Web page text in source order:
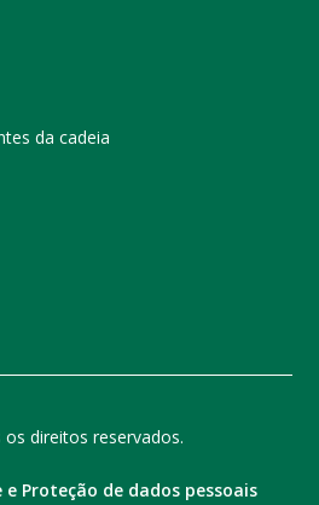
da cadeia
direitos reservados.
Proteção de dados pessoais